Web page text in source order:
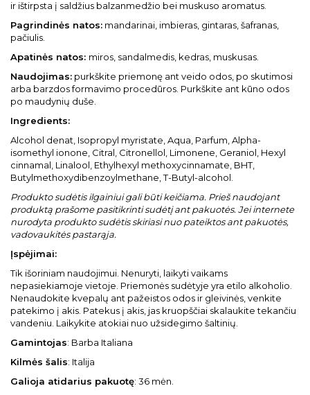
ir ištirpsta į saldžius balzanmedžio bei muskuso aromatus.
Pagrindinės natos: mandarinai, imbieras, gintaras, šafranas,
pačiulis.
Apatinės natos: miros, sandalmedis, kedras, muskusas.
Naudojimas: purkškite priemonę ant veido odos, po skutimosi
arba barzdos formavimo procedūros. Purkškite ant kūno odos
po maudynių duše.
Ingredients:
Alcohol denat, Isopropyl myristate, Aqua, Parfum, Alpha-
isomethyl ionone, Citral, Citronellol, Limonene, Geraniol, Hexyl
cinnamal, Linalool, Ethylhexyl methoxycinnamate, BHT,
Butylmethoxydibenzoylmethane, T-Butyl-alcohol.
Produkto sudėtis ilgainiui gali būti keičiama. Prieš naudojant
produktą prašome pasitikrinti sudėtį ant pakuotės. Jei internete
nurodyta produkto sudėtis skiriasi nuo pateiktos ant pakuotės,
vadovaukitės pastarąja.
Įspėjimai:
Tik išoriniam naudojimui. Nenuryti, laikyti vaikams
nepasiekiamoje vietoje. Priemonės sudėtyje yra etilo alkoholio.
Nenaudokite kvepalų ant pažeistos odos ir gleivinės, venkite
patekimo į akis. Patekus į akis, jas kruopščiai skalaukite tekančiu
vandeniu. Laikykite atokiai nuo užsidegimo šaltinių.
Gamintojas: Barba Italiana
Kilmės šalis: Italija
Galioja atidarius pakuotę: 36 mėn.